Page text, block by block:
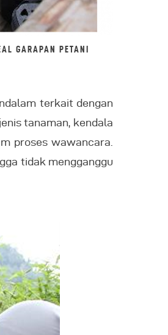
GARAPAN PETANI
terkait dengan
tanaman, kendala
proses wawancara.
tidak mengganggu